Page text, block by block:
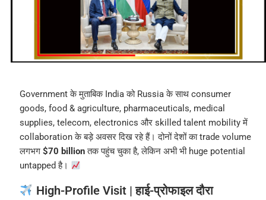
Government के मुताबिक India को Russia के साथ consumer
goods, food & agriculture, pharmaceuticals, medical
supplies, telecom, electronics और skilled talent mobility में
collaboration के बड़े अवसर दिख रहे हैं। दोनों देशों का trade volume
लगभग $70 billionतक पहुंच चुका है, लेकिन अभी भी huge potential
untapped है।
High-Profile Visit | हाई-प्रोफाइल दौरा